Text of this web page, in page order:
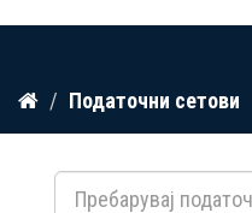
Прескокнете
содржина
Податочни сетови